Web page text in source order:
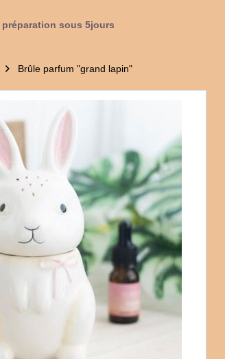
préparation sous 5jours
Brûle parfum "grand lapin"